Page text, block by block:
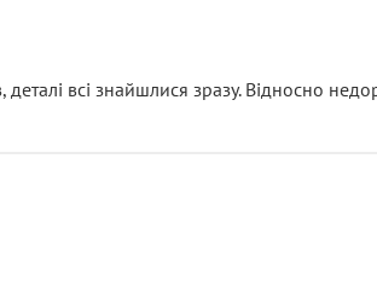
всі знайшлися зразу. Відносно